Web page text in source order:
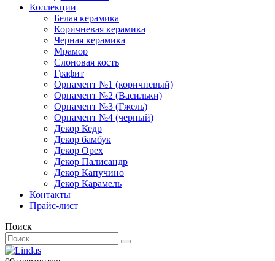
Коллекции
Белая керамика
Коричневая керамика
Черная керамика
Мрамор
Слоновая кость
Графит
Орнамент №1 (коричневый)
Орнамент №2 (Васильки)
Орнамент №3 (Гжель)
Орнамент №4 (черный)
Декор Кедр
Декор бамбук
Декор Орех
Декор Палисандр
Декор Капучино
Декор Карамель
Контакты
Прайс-лист
Поиск